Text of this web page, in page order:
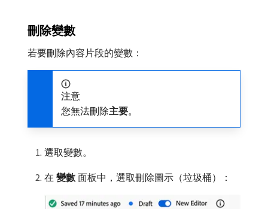
刪除變數
若要刪除內容片段的變數：
注意
您無法刪除​主要。
選取變數。
在​ 變數 ​面板中，選取刪除圖示（垃圾桶）：